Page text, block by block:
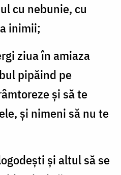
cu nebunie, cu
inimii;
ziua în amiaza
pipăind pe
şi să te
şi nimeni să nu te
şi altul să se